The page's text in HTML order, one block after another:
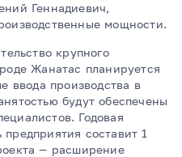
Геннадиевич,
мощности.
крупного
Жанатас планируется
ввода производства в
будут обеспечены
Годовая
составит 1
— расширение